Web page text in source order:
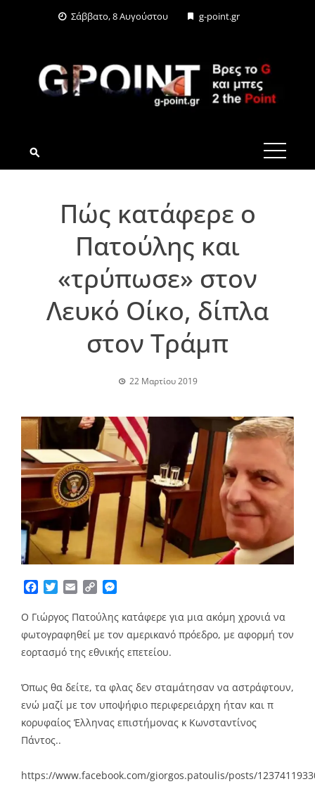
Σάββατο, 8 Αυγούστου g-point.gr
G-POINT.GR
Πώς κατάφερε ο
Πατούλης και
«τρύπωσε» στον
Λευκό Οίκο, δίπλα
στον Τράμπ
22 Μαρτίου 2019
Facebook
TwitterEmailCopy
Ο Γιώργος Πατούλης κατάφερε για μια ακόμη χρονιά να
φωτογραφηθεί με τον αμερικανό πρόεδρο, με αφορμή τον
εορτασμό της εθνικής επετείου.
Όπως θα δείτε, τα φλας δεν σταμάτησαν να αστράφτουν,
ενώ μαζί με τον υποψήφιο περιφερειάρχη ήταν και π
κορυφαίος Έλληνας επιστήμονας κ Κωνσταντίνος
Πάντος..
https://www.facebook.com/giorgos.patoulis/posts/